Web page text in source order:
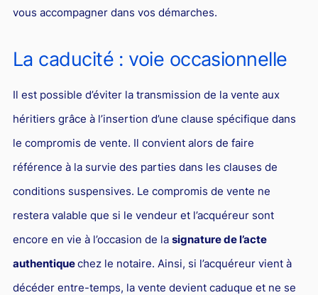
vous accompagner dans vos démarches.
La caducité : voie occasionnelle
Il est possible d’éviter la transmission de la vente aux
héritiers grâce à l’insertion d’une clause spécifique dans
le compromis de vente. Il convient alors de faire
référence à la survie des parties dans les clauses de
conditions suspensives. Le compromis de vente ne
restera valable que si le vendeur et l’acquéreur sont
encore en vie à l’occasion de la signature de l’acte
authentiquechez le notaire. Ainsi, si l’acquéreur vient à
décéder entre-temps, la vente devient caduque et ne se